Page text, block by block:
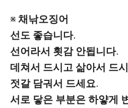
※ 채낚오징어
선도 좋습니다.
선어라서 횟감 안됩니다.
데쳐서 드시고 삶아서 드
젓갈 담궈서 드세요.
서로 닿은 부분은 하얗게